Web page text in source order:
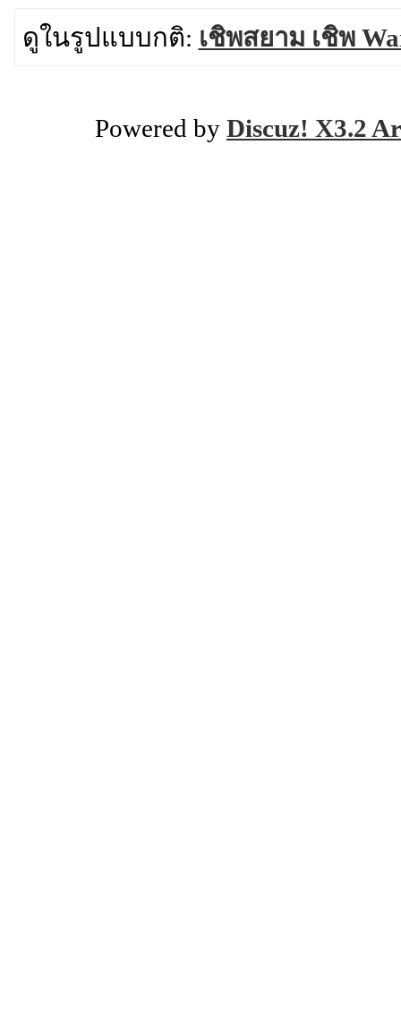
ดูในรูปแบบกติ: เชิพสยาม เชิพ
Powered by Discuz! X3.2